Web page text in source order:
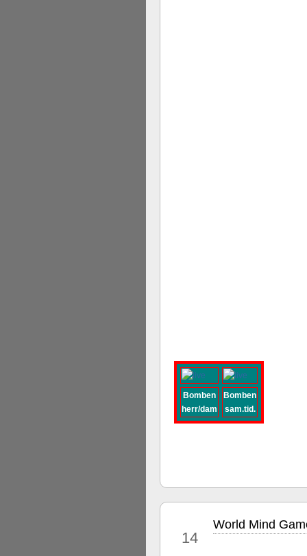
Bomben
herr/dam
Bomben
sam.tid.
14
World Mind